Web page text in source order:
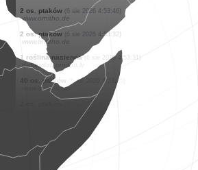
1 ptak (6 sie 2026 4:55:31)
www.ornitho.de
1 ptak (6 sie 2026 4:55:25)
www.ornitho.it
3 os. ptaków (6 sie 2026 4:55:22)
www.ornitho.it
2 os. ptaków (6 sie 2026 4:55:22)
www.ornitho.it
(6 sie 2026 4:55:00)
(6 sie 2026 4:54:02)
www.ornitho.de
1 chrząszcz (6 sie 2026 4:54:01)
dabasdati.ornitho.lv